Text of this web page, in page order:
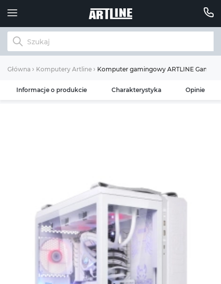
Główna Komputery Artline Komputer gamingowy ARTLINE Gaming
Informacje o produkcie Charakterystyka Opinie